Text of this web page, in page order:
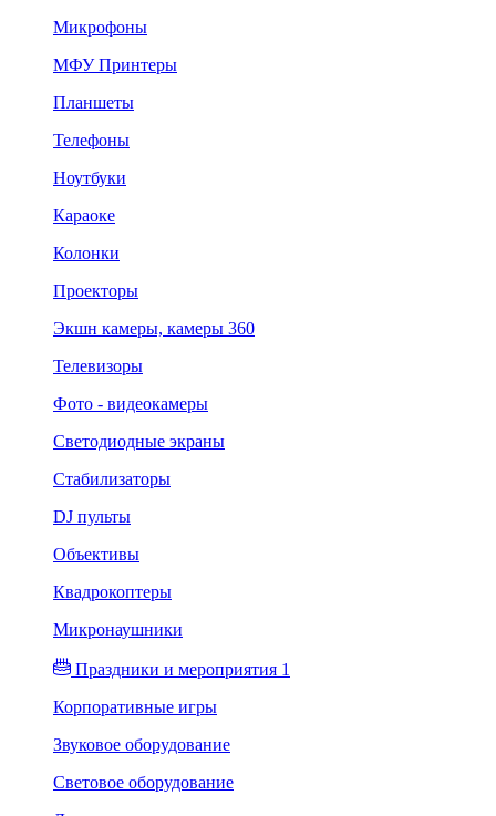
Микрофоны
МФУ Принтеры
Планшеты
Телефоны
Ноутбуки
Караоке
Колонки
Проекторы
Экшн камеры, камеры 360
Телевизоры
Фото - видеокамеры
Светодиодные экраны
Стабилизаторы
DJ пульты
Объективы
Квадрокоптеры
Микронаушники
Праздники и мероприятия 1
Корпоративные игры
Звуковое оборудование
Световое оборудование